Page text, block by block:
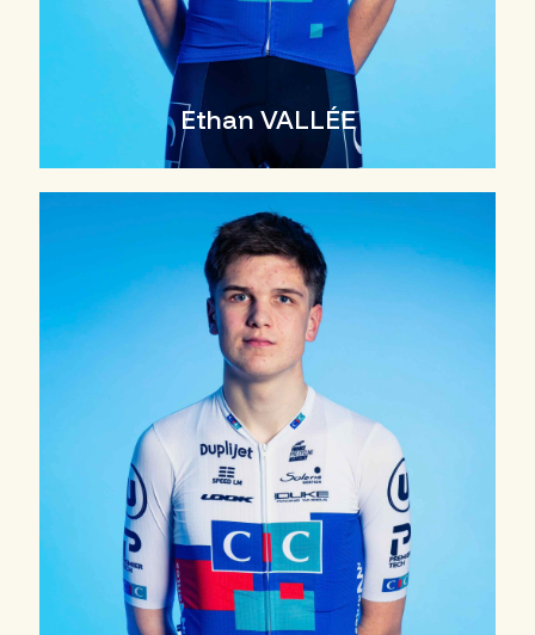
Ethan VALLÉE